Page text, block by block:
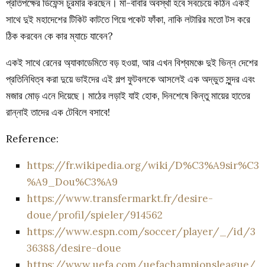
প্রতিপক্ষের ডিফেন্স চুরমার করছেন। মা-বাবার অবস্থা হবে সবচেয়ে কঠিন একই
সাথে দুই মহাদেশের টিকিট কাটতে গিয়ে পকেট ফাঁকা, নাকি লটারির মতো টস করে
ঠিক করবেন কে কার ম্যাচে যাবেন?
একই সাথে রেনের অ্যাকাডেমিতে বড় হওয়া, আর এখন বিশ্বমঞ্চে দুই ভিন্ন দেশের
প্রতিনিধিত্ব করা দুয়ে ভাইদের এই গল্প ফুটবলকে আসলেই এক অদ্ভুত সুন্দর এবং
মজার মোড় এনে দিয়েছে। মাঠের লড়াই যাই হোক, দিনশেষে কিন্তু মায়ের হাতের
রান্নাই তাদের এক টেবিলে বসাবে!
Reference:
https://fr.wikipedia.org/wiki/D%C3%A9sir%C3
%A9_Dou%C3%A9
https://www.transfermarkt.fr/desire-
doue/profil/spieler/914562
https://www.espn.com/soccer/player/_/id/3
36388/desire-doue
https://www.uefa.com/uefachampionsleague/